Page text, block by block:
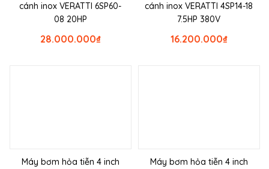
cánh inox VERATTI 6SP60-
08 20HP
₫
28.000.000
cánh inox VERATTI 4SP14-18
7.5HP 380V
₫
16.200.000
Máy bơm hỏa tiễn 4 inch
Máy bơm hỏa tiễn 4 inch